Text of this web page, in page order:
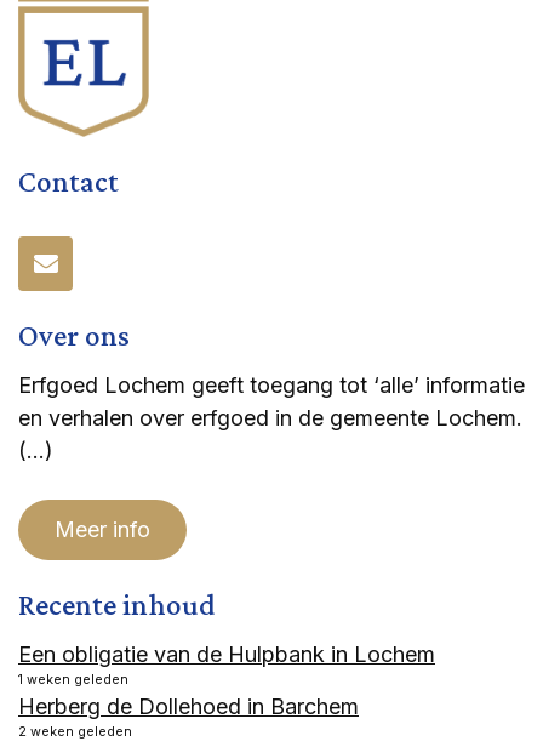
Contact
Over ons
Erfgoed Lochem geeft toegang tot ‘alle’ informatie
en verhalen over erfgoed in de gemeente Lochem.
(…)
Meer info
Recente inhoud
Een obligatie van de Hulpbank in Lochem
1 weken geleden
Herberg de Dollehoed in Barchem
2 weken geleden